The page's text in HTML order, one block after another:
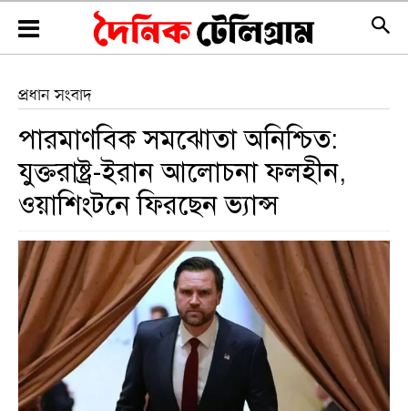
প্রধান সংবাদ
পারমাণবিক সমঝোতা অনিশ্চিত:
যুক্তরাষ্ট্র-ইরান আলোচনা ফলহীন,
ওয়াশিংটনে ফিরছেন ভ্যান্স